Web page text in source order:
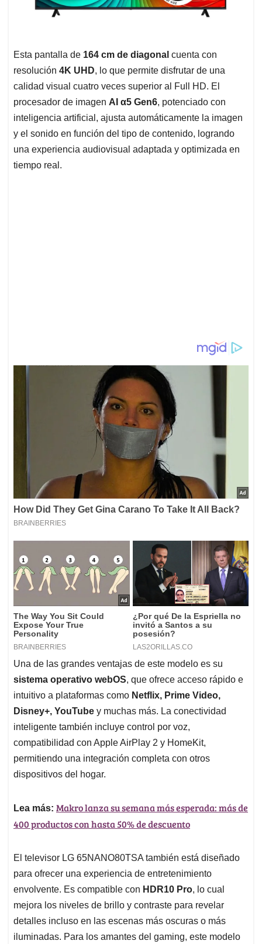
Esta pantalla de 164 cm de diagonal cuenta con
resolución 4K UHD, lo que permite disfrutar de una
calidad visual cuatro veces superior al Full HD. El
procesador de imagen AI α5 Gen6, potenciado con
inteligencia artificial, ajusta automáticamente la imagen
y el sonido en función del tipo de contenido, logrando
una experiencia audiovisual adaptada y optimizada en
tiempo real.
Una de las grandes ventajas de este modelo es su
sistema operativo webOS, que ofrece acceso rápido e
intuitivo a plataformas como Netflix, Prime Video,
Disney+, YouTube y muchas más. La conectividad
inteligente también incluye control por voz,
compatibilidad con Apple AirPlay 2 y HomeKit,
permitiendo una integración completa con otros
dispositivos del hogar.
Lea más: Makro lanza su semana más esperada: más de
400 productos con hasta 50% de descuento
El televisor LG 65NANO80TSA también está diseñado
para ofrecer una experiencia de entretenimiento
envolvente. Es compatible con HDR10 Pro, lo cual
mejora los niveles de brillo y contraste para revelar
detalles incluso en las escenas más oscuras o más
iluminadas. Para los amantes del gaming, este modelo